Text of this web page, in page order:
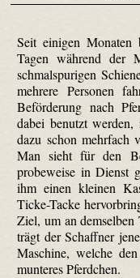
Seit einigen Monaten
Tagen während der
schmalspurigen
mehrere Personen
Beförderung nach
dabei benutzt
dazu schon mehrfach
Man sieht für den
probeweise in Dienst
ihm einen kleinen
Ticke-Tacke
Ziel, um an
trägt der Schaffner
Maschine, welche
munteres Pferdchen.